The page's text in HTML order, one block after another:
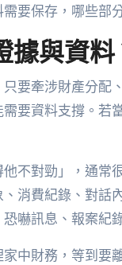
要保存，哪些部
據與資料
要牽涉財產分配
要資料支撐。若
不對勁」，通常
消費紀錄、對話
嚇訊息、報案紀
中財務，等到要